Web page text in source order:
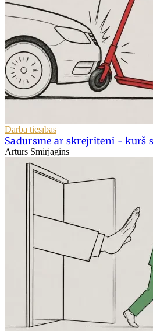
Darba tiesības
Sadursme ar skrejriteni - kurš
Arturs Smirjagins